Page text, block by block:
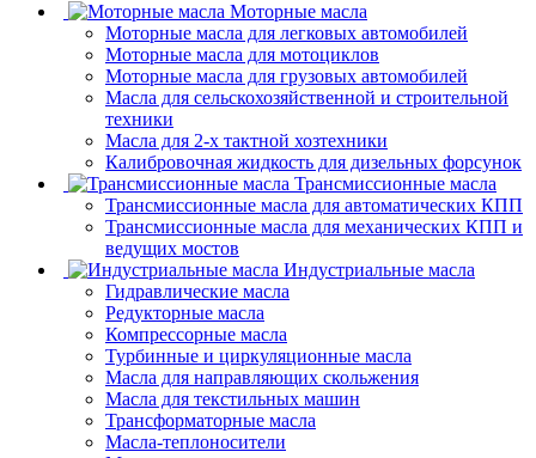
Моторные масла
Моторные масла для легковых автомобилей
Моторные масла для мотоциклов
Моторные масла для грузовых автомобилей
Масла для сельскохозяйственной и строительной
техники
Масла для 2-х тактной хозтехники
Калибровочная жидкость для дизельных форсунок
Трансмиссионные масла
Трансмиссионные масла для автоматических КПП
Трансмиссионные масла для механических КПП и
ведущих мостов
Индустриальные масла
Гидравлические масла
Редукторные масла
Компрессорные масла
Турбинные и циркуляционные масла
Масла для направляющих скольжения
Масла для текстильных машин
Трансформаторные масла
Масла-теплоносители